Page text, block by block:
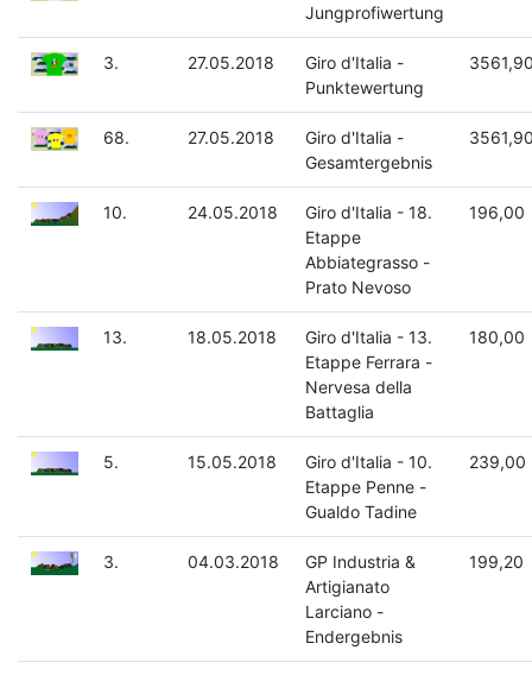
Jungprofiwertung
3. 27.05.2018
Giro d'Italia -
Punktewertung
68. 27.05.2018
Giro d'Italia -
Gesamtergebnis
10. 24.05.2018
Giro d'Italia - 18.
Etappe
Abbiategrasso -
Prato Nevoso
196,00
13. 18.05.2018
Giro d'Italia - 13.
Etappe Ferrara -
Nervesa della
Battaglia
180,00
5. 15.05.2018
Giro d'Italia - 10.
Etappe Penne -
Gualdo Tadine
239,00
3. 04.03.2018
GP Industria &
Artigianato
Larciano -
Endergebnis
199,20